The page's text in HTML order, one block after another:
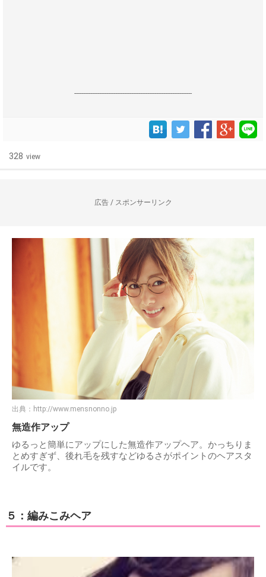
------------------------------------------------------------------
328 view
広告 / スポンサーリンク
出典： http://www.mensnonno.jp
無造作アップ
ゆるっと簡単にアップにした無造作アップヘア。かっちりま
とめすぎず、後れ毛を残すなどゆるさがポイントのヘアスタ
イルです。
５：編みこみヘア